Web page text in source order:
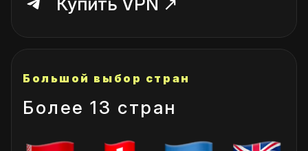
Большой выбор стран
Более 13 стран